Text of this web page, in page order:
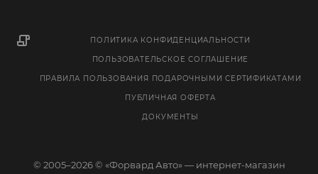
ПОЛИТИКА КОНФИДЕНЦИАЛЬНОСТИ
ПОЛЬЗОВАТЕЛЬСКОЕ СОГЛАШЕНИЕ
ПРАВИЛА ПОЛЬЗОВАНИЯ ПОДАРОЧНЫМИ СЕРТИФИКАТАМИ
ПУБЛИЧНАЯ ОФЕРТА
ДОКУМЕНТЫ
© 2005–2026 © «Форвард Авто» — интернет-магазин